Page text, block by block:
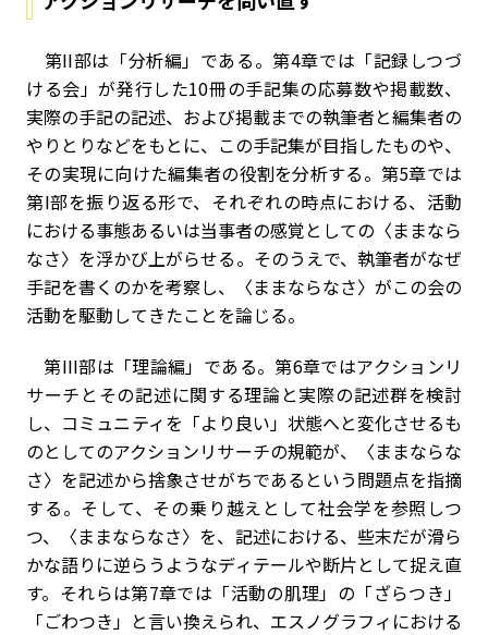
第II部は「分析編」である。第4章では「記録しつづ
ける会」が発行した10冊の手記集の応募数や掲載数、
実際の手記の記述、および掲載までの執筆者と編集者の
やりとりなどをもとに、この手記集が目指したものや、
その実現に向けた編集者の役割を分析する。第5章では
第I部を振り返る形で、それぞれの時点における、活動
における事態あるいは当事者の感覚としての〈ままなら
なさ〉を浮かび上がらせる。そのうえで、執筆者がなぜ
手記を書くのかを考察し、〈ままならなさ〉がこの会の
活動を駆動してきたことを論じる。
第III部は「理論編」である。第6章ではアクションリ
サーチとその記述に関する理論と実際の記述群を検討
し、コミュニティを「より良い」状態へと変化させるも
のとしてのアクションリサーチの規範が、〈ままならな
さ〉を記述から捨象させがちであるという問題点を指摘
する。そして、その乗り越えとして社会学を参照しつ
つ、〈ままならなさ〉を、記述における、些末だが滑ら
かな語りに逆らうようなディテールや断片として捉え直
す。それらは第7章では「活動の肌理」の「ざらつき」
「ごわつき」と言い換えられ、エスノグラフィにおける